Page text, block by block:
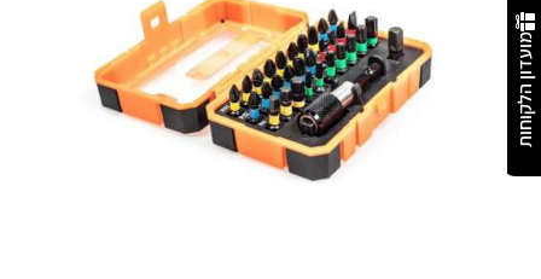
מועדון הלקוחות